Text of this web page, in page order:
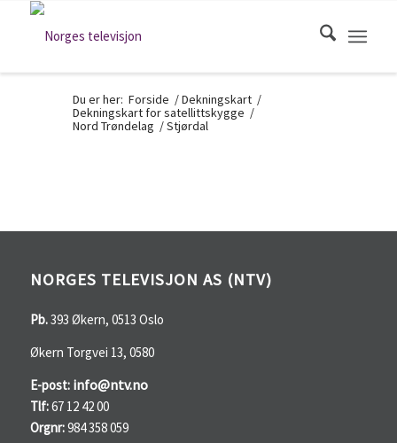
Du er her: Forside /Dekningskart /
Dekningskart for satellittskygge /
Nord Trøndelag /Stjørdal
NORGES TELEVISJON AS (NTV)
Pb.393 Økern, 0513 Oslo
Økern Torgvei 13, 0580
E-post: info@ntv.no
Tlf:67 12 42 00
Orgnr:984 358 059